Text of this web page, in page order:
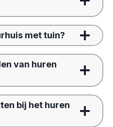
met tuin?
van huren
bij het huren